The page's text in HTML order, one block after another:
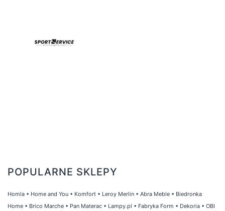
POPULARNE SKLEPY
Homla • Home and You • Komfort • Leroy Merlin • Abra Meble • Biedronka
Home • Brico Marche • Pan Materac • Lampy.pl • Fabryka Form • Dekoria • OBI